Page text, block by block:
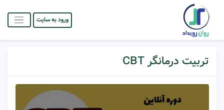
ورود به سایت
تربیت درمانگر CBT